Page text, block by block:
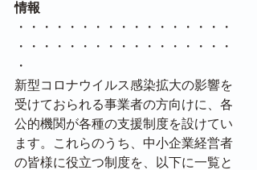
情報
・・・・・・・・・・・・・・・・・
・・・・・・・・・・・・・・・・・
・
新型コロナウイルス感染拡大の影響を
受けておられる事業者の方向けに、各
公的機関が各種の支援制度を設けてい
ます。これらのうち、中小企業経営者
の皆様に役立つ制度を、以下に一覧と